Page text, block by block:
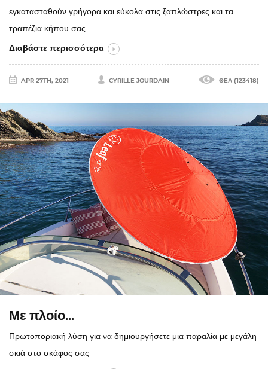
εγκατασταθούν γρήγορα και εύκολα στις ξαπλώστρες και τα
τραπέζια κήπου σας
Διαβάστε περισσότερα
APR 27TH, 2021 CYRILLE JOURDAIN ΘΈΑ (123418)
Με πλοίο...
Πρωτοποριακή λύση για να δημιουργήσετε μια παραλία με μεγάλη
σκιά στο σκάφος σας